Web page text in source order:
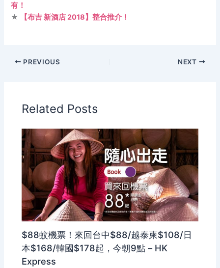
有！
★
【布吉 新酒店 2018】整合推介！
PREVIOUS NEXT
Related Posts
$88蚊機票！來回台中$88/越泰柬$108/日
本$168/韓國$178起，今朝9點 – HK
Express